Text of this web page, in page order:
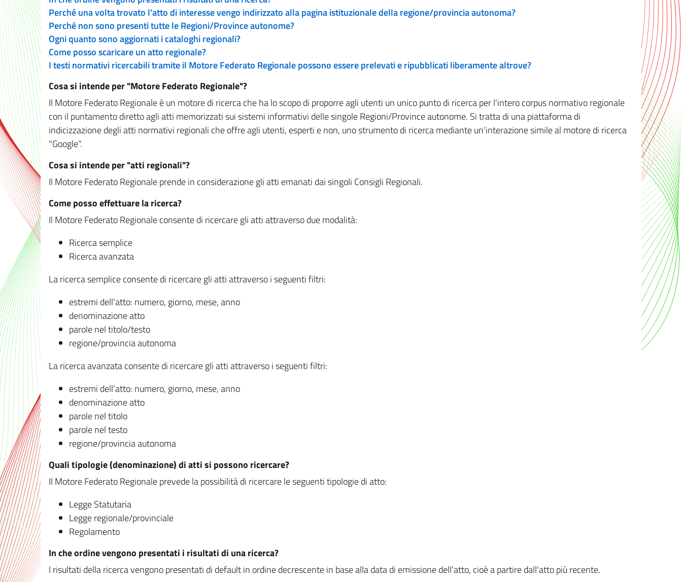
Perché una volta trovato l'atto di interesse vengo indirizzato alla pagina istituzionale della regione/provincia autonoma?
Perché non sono presenti tutte le Regioni/Province autonome?
Ogni quanto sono aggiornati i cataloghi regionali?
Come posso scaricare un atto regionale?
I testi normativi ricercabili tramite il Motore Federato Regionale possono essere prelevati e ripubblicati liberamente altrove?
Cosa si intende per "Motore Federato Regionale"?
Il Motore Federato Regionale è un motore di ricerca che ha lo scopo di proporre agli utenti un unico punto di ricerca per l'intero corpus normativo regionale
con il puntamento diretto agli atti memorizzati sui sistemi informativi delle singole Regioni/Province autonome. Si tratta di una piattaforma di
indicizzazione degli atti normativi regionali che offre agli utenti, esperti e non, uno strumento di ricerca mediante un'interazione simile al motore di ricerca
"Google".
Cosa si intende per "atti regionali"?
Il Motore Federato Regionale prende in considerazione gli atti emanati dai singoli Consigli Regionali.
Come posso effettuare la ricerca?
Il Motore Federato Regionale consente di ricercare gli atti attraverso due modalità:
Ricerca semplice
Ricerca avanzata
La ricerca semplice consente di ricercare gli atti attraverso i seguenti filtri:
estremi dell'atto: numero, giorno, mese, anno
denominazione atto
parole nel titolo/testo
regione/provincia autonoma
La ricerca avanzata consente di ricercare gli atti attraverso i seguenti filtri:
estremi dell'atto: numero, giorno, mese, anno
denominazione atto
parole nel titolo
parole nel testo
regione/provincia autonoma
Quali tipologie (denominazione) di atti si possono ricercare?
Il Motore Federato Regionale prevede la possibilità di ricercare le seguenti tipologie di atto:
Legge Statutaria
Legge regionale/provinciale
Regolamento
In che ordine vengono presentati i risultati di una ricerca?
I risultati della ricerca vengono presentati di default in ordine decrescente in base alla data di emissione dell'atto, cioè a partire dall'atto più recente.